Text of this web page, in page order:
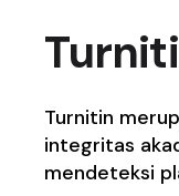
Turnitin
integritas
mendeteksi